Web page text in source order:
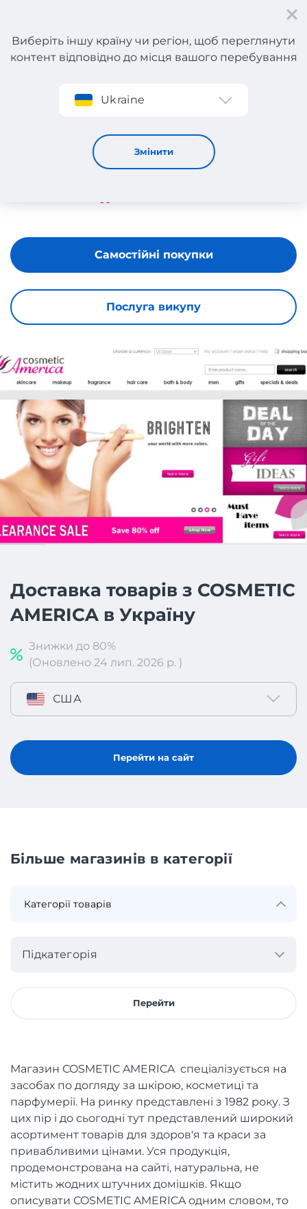
Реєстрація
Виберіть іншу країну чи регіон, щоб переглянути
контент відповідно до місця вашого перебування
Ukraine
Змінити
COSMETIC AMERICA
Послуга викупу
Самостійні покупки
Доставка товарів з COSMETIC
AMERICA в Україну
Знижки до 80%
(Оновлено 24 лип. 2026 р. )
США
Перейти на сайт
Більше магазинів в категорії
Підкатегорія
Перейти
Магазин COSMETIC AMERICA спеціалізується на
засобах по догляду за шкірою, косметиці та
парфумерії. На ринку представлені з 1982 року. З
цих пір і до сьогодні тут представлений широкий
асортимент товарів для здоров'я та краси за
привабливими цінами. Уся продукція,
продемонстрована на сайті, натуральна, не
містить жодних штучних домішків. Якщо
описувати COSMETIC AMERICA одним словом, то